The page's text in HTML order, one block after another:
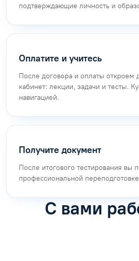
подтверждающие личность и
Оплатите и учитесь
После договора и оплаты откроем
кабинет: лекции, задачи и тесты.
навигацией.
Получите документ
После итогового тестирования вы
профессиональной
С вами